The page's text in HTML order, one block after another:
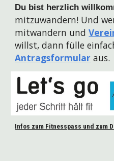
Du bist herzlich
mitzuwandern! Und
mitwandern und
willst, dann fülle
Antragsformular aus.
Infos zum Fitnesspass und zum